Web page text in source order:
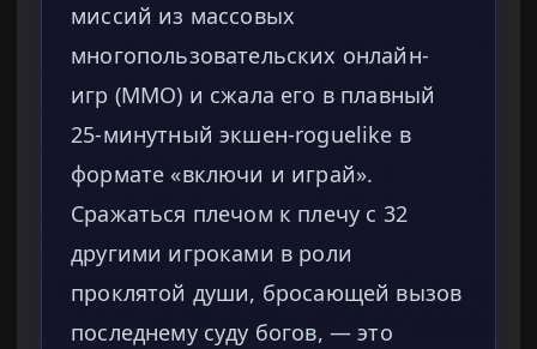
миссий из массовых
многопользовательских онлайн-
игр (MMO) и сжала его в плавный
25-минутный экшен-roguelike в
формате «включи и играй».
Сражаться плечом к плечу с 32
другими игроками в роли
проклятой души, бросающей вызов
последнему суду богов, — это